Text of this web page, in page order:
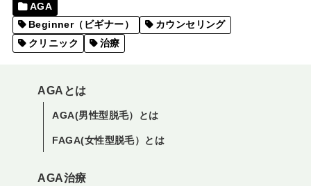
AGA
Beginner（ビギナー）
カウンセリング
クリニック
治療
AGAとは
AGA(男性型脱毛）とは
FAGA(女性型脱毛）とは
AGA治療